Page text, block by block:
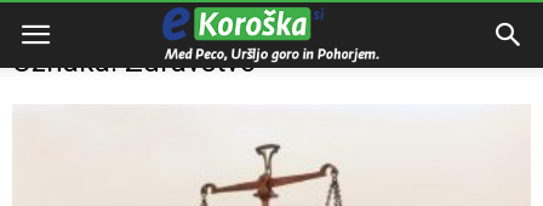
Domov Zdravstvo
Oznaka: Zdravstvo